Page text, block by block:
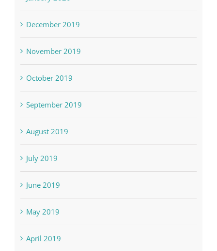
December 2019
November 2019
October 2019
September 2019
August 2019
July 2019
June 2019
May 2019
April 2019